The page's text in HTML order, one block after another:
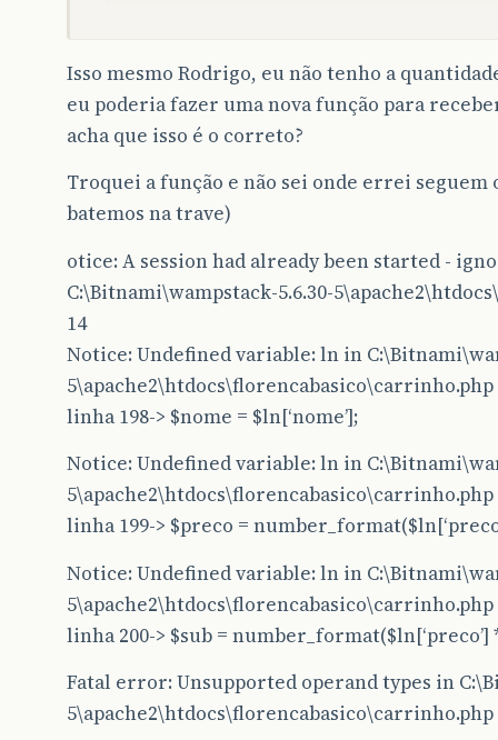
Isso mesmo Rodrigo, eu não tenho a
eu poderia fazer uma nova função para
acha que isso é o correto?
Troquei a função e não sei onde errei
batemos na trave)
otice: A session had already been started -
C:\Bitnami\wampstack-5.6.30-
14
Notice: Undefined variable: ln in
5\apache2\htdocs\florencabasico\carrinho.php
linha 198-> $nome = $ln[‘nome’];
Notice: Undefined variable: ln in
5\apache2\htdocs\florencabasico\carrinho.php
linha 199-> $preco = number_format($ln[‘preco’],
Notice: Undefined variable: ln in
5\apache2\htdocs\florencabasico\carrinho.php
linha 200-> $sub = number_format($ln[‘preco’] *
Fatal error: Unsupported operand types in
5\apache2\htdocs\florencabasico\carrinho.php